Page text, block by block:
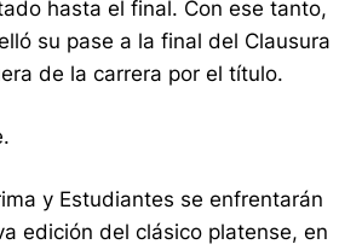
hasta el final. Con ese tanto,
su pase a la final del Clausura
de la carrera por el título.
y Estudiantes se enfrentarán
edición del clásico platense, en